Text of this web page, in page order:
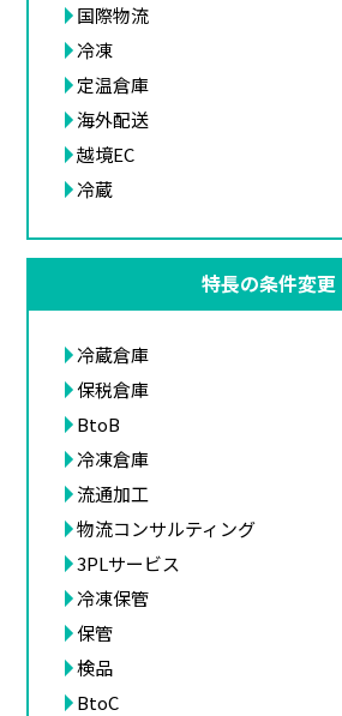
国際物流
冷凍
定温倉庫
海外配送
越境EC
冷蔵
特長の条件変更
冷蔵倉庫
保税倉庫
BtoB
冷凍倉庫
流通加工
物流コンサルティング
3PLサービス
冷凍保管
保管
検品
BtoC